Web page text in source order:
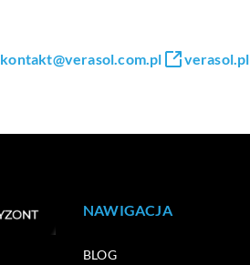
kontakt@verasol.com.pl verasol.pl
NAWIGACJA
BLOG